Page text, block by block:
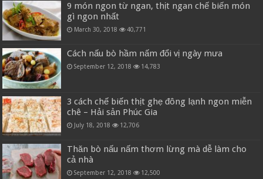
9 món ngon từ ngan, thịt ngan chế biến món
gì ngon nhất
March 30, 2018 40,771
Cách nấu bò hầm nấm đổi vị ngày mưa
September 12, 2018 14,783
3 cách chế biến thịt ghẹ đông lạnh ngon miễn
chê – Hải sản Phúc Gia
July 18, 2018 12,706
Thăn bò nấu nấm thơm lừng mà dễ làm cho
cả nhà
September 12, 2018 12,500